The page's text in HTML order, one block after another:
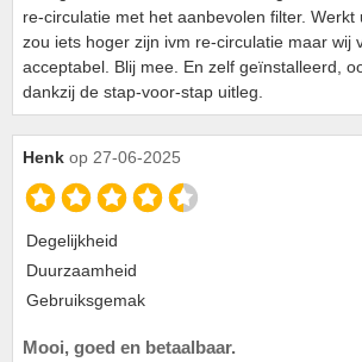
re-circulatie met het aanbevolen filter. Werkt
zou iets hoger zijn ivm re-circulatie maar wij
acceptabel. Blij mee. En zelf geïnstalleerd,
dankzij de stap-voor-stap uitleg.
Henk op 27-06-2025
Degelijkheid
Duurzaamheid
Gebruiksgemak
Mooi, goed en betaalbaar.